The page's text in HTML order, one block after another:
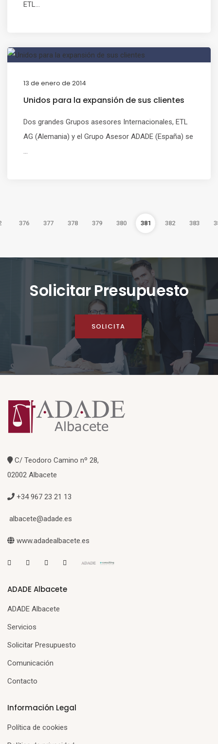
ETL...
13 de enero de 2014
Unidos para la expansión de sus clientes
Dos grandes Grupos asesores Internacionales, ETL
AG (Alemania) y el Grupo Asesor ADADE (España) se
...
376 377 378 379 380 381 382 383
Solicitar Presupuesto
SOLICITA
C/ Teodoro Camino nº 28,
02002 Albacete
+34 967 23 21 13
albacete@adade.es
www.adadealbacete.es
ADADE Albacete
ADADE Albacete
Servicios
Solicitar Presupuesto
Comunicación
Contacto
Información Legal
Política de cookies